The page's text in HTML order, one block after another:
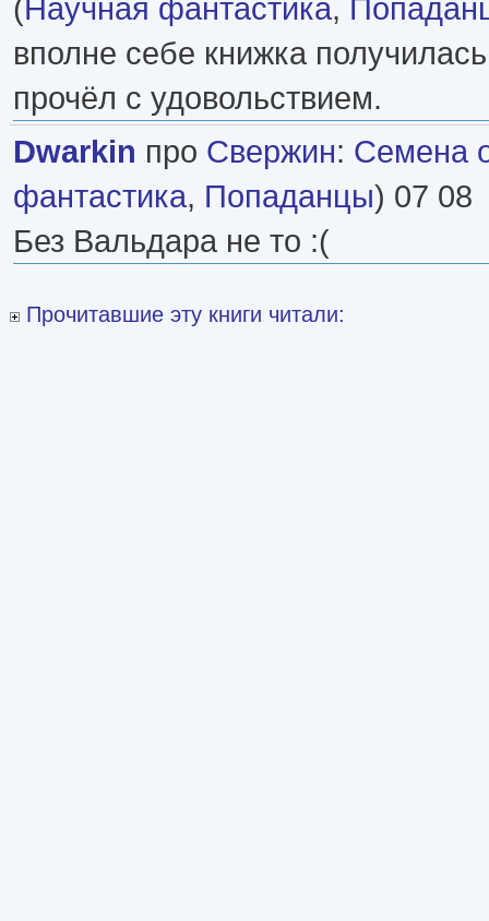
( Научная фантастика,
вполне себе книжка
прочёл с удовольствием.
Dwarkin про Свержин: Семена
фантастика, Попаданцы) 07 08
Без Вальдара не то :(
Прочитавшие эту книги читали: